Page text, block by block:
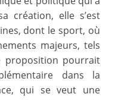
création, elle s’est
dont le sport, où
majeurs, tels
proposition pourrait
dans la
qui se veut une